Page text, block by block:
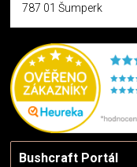
787 01 Šumperk
Bushcraft Portál